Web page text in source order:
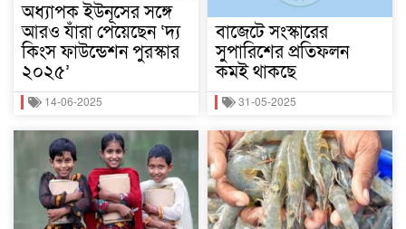
অধ্যাপক ইউনূসের সঙ্গে
আরও যাঁরা পেয়েছেন ‘দ্য
কিংস ফাউন্ডেশন পুরস্কার
২০২৫’
14-06-2025
বাজেটে সংস্কারের
সুপারিশের প্রতিফলন
কমই থাকছে
31-05-2025